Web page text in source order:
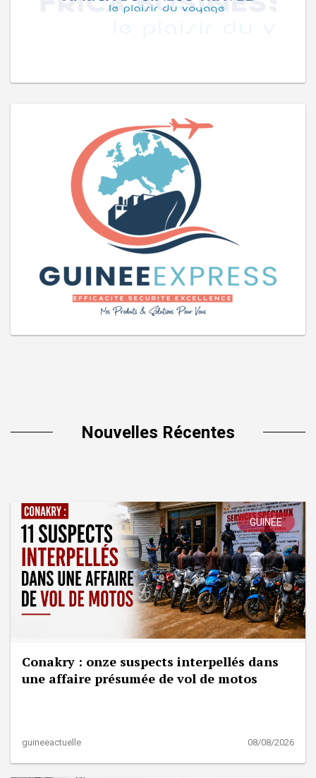
Nouvelles Récentes
GUINÉE
Conakry : onze suspects interpellés dans
une affaire présumée de vol de motos
guineeactuelle 08/08/2026